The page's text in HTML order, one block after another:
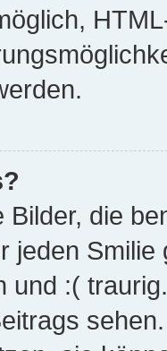
Bilder, die
jeden
und :(